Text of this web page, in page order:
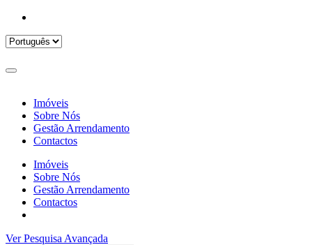
Imóveis
Sobre Nós
Gestão Arrendamento
Contactos
Imóveis
Sobre Nós
Gestão Arrendamento
Contactos
Ver Pesquisa Avançada